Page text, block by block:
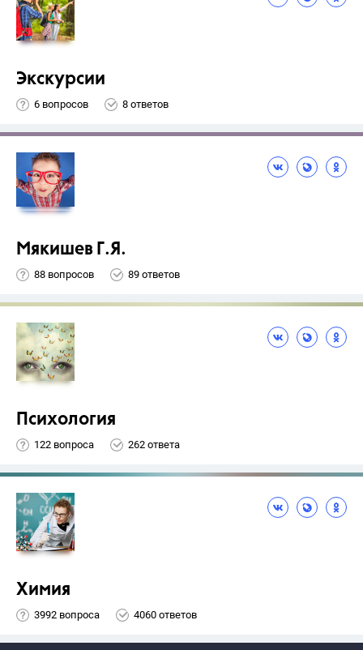
Экскурсии
6 вопросов 8 ответов
Мякишев Г.Я.
88 вопросов 89 ответов
Психология
122 вопроса 262 ответа
Химия
3992 вопроса 4060 ответов